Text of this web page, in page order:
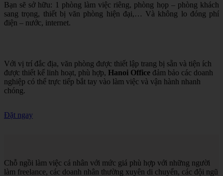
Bạn sẽ sở hữu: 1 phòng làm việc riêng, phòng họp – phòng khách
sang trọng, thiết bị văn phòng hiện đại,… Và không lo đóng phí
điện – nước, internet.
Với vị trí đắc địa, văn phòng được thiết lập trang bị sẵn và tiện ích
được thiết kế linh hoạt, phù hợp, Hanoi Office đảm bảo các doanh
nghiệp có thể trực tiếp bắt tay vào làm việc và vận hành nhanh
chóng.
Đặt ngay
Chỗ ngồi làm việc cá nhân với mức giá phù hợp với những người
làm freelance, các doanh nhân thường xuyên di chuyển, các đội ngũ